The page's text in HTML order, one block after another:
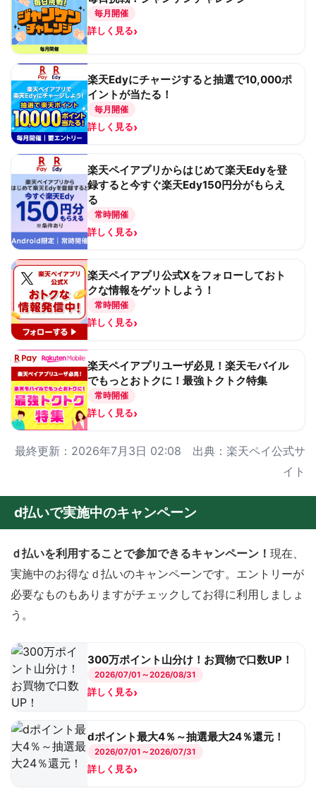
毎月開催
詳しく見る›
楽天Edyにチャージすると抽選で10,000ポ
イントが当たる！
毎月開催
詳しく見る›
楽天ペイアプリからはじめて楽天Edyを登
録すると今すぐ楽天Edy150円分がもらえ
る
常時開催
詳しく見る›
楽天ペイアプリ公式Xをフォローしておト
クな情報をゲットしよう！
常時開催
詳しく見る›
楽天ペイアプリユーザ必見！楽天モバイル
でもっとおトクに！最強トクトク特集
常時開催
詳しく見る›
最終更新：2026年7月3日 02:08 出典：楽天ペイ公式サ
イト
d払いで実施中のキャンペーン
ｄ払いを利用することで参加できるキャンペーン！ 現在、
実施中のお得なｄ払いのキャンペーンです。エントリーが
必要なものもありますがチェックしてお得に利用しましょ
う。
300万ポイント山分け！お買物で口数UP！
2026/07/01～2026/08/31
詳しく見る›
dポイント最大4％～抽選最大24％還元！
2026/07/01～2026/07/31
詳しく見る›